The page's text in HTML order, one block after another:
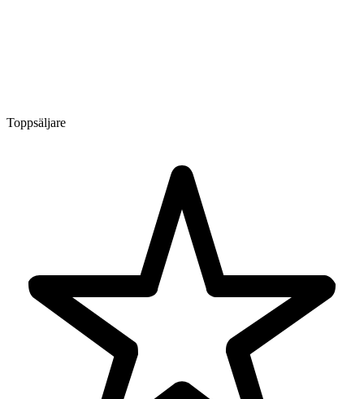
Toppsäljare